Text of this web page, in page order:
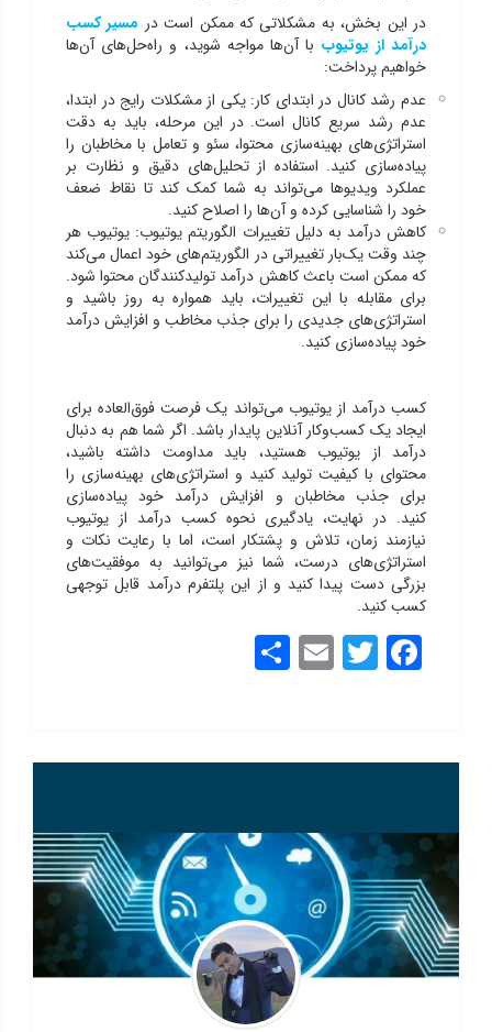
در این بخش، به مشکلاتی که ممکن است در مسیر کسب
درآمد از یوتیوب با آن‌ها مواجه شوید، و راه‌حل‌های آن‌ها
خواهیم پرداخت:
عدم رشد کانال در ابتدای کار:یکی از مشکلات رایج در ابتدا،
عدم رشد سریع کانال است. در این مرحله، باید به دقت
استراتژی‌های بهینه‌سازی محتوا، سئو و تعامل با مخاطبان را
پیاده‌سازی کنید. استفاده از تحلیل‌های دقیق و نظارت بر
عملکرد ویدیوها می‌تواند به شما کمک کند تا نقاط ضعف
خود را شناسایی کرده و آن‌ها را اصلاح کنید.
کاهش درآمد به دلیل تغییرات الگوریتم یوتیوب: یوتیوب هر
چند وقت یک‌بار تغییراتی در الگوریتم‌های خود اعمال می‌کند
که ممکن است باعث کاهش درآمد تولیدکنندگان محتوا شود.
برای مقابله با این تغییرات، باید همواره به روز باشید و
استراتژی‌های جدیدی را برای جذب مخاطب و افزایش درآمد
خود پیاده‌سازی کنید.
کسب درآمد از یوتیوب می‌تواند یک فرصت فوق‌العاده برای
ایجاد یک کسب‌وکار آنلاین پایدار باشد. اگر شما هم به دنبال
درآمد از یوتیوب هستید، باید مداومت داشته باشید،
محتوای با کیفیت تولید کنید و استراتژی‌های بهینه‌سازی را
برای جذب مخاطبان و افزایش درآمد خود پیاده‌سازی
کنید. در نهایت، یادگیری نحوه کسب درآمد از یوتیوب
نیازمند زمان، تلاش و پشتکار است، اما با رعایت نکات و
استراتژی‌های درست، شما نیز می‌توانید به موفقیت‌های
بزرگی دست پیدا کنید و از این پلتفرم درآمد قابل توجهی
کسب کنید.
Facebook
Twitter
Email